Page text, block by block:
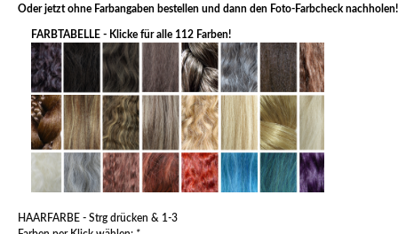
Oder jetzt ohne Farbangaben bestellen und dann den Foto-Farbcheck nachholen!
FARBTABELLE - Klicke für alle 112 Farben!
HAARFARBE - Strg drücken & 1-3